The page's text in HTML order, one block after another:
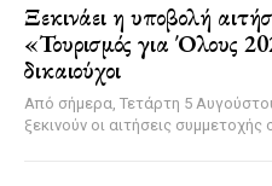
Ξεκινάει η υποβολή
«Τουρισμός για Όλους
δικαιούχοι
Από σήμερα, Τετάρτη 5
ξεκινούν οι αιτήσεις